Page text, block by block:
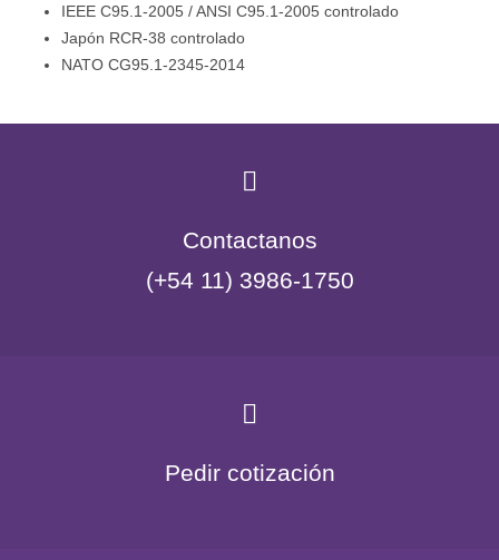
IEEE C95.1-2005 / ANSI C95.1-2005 controlado
Japón RCR-38 controlado
NATO CG95.1-2345-2014
Contactanos
(+54 11) 3986-1750
Pedir cotización